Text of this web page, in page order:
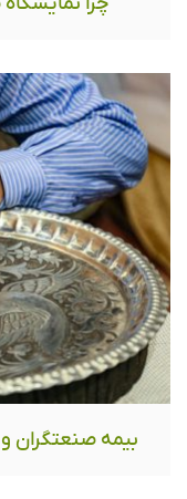
بیمه صنعتگران